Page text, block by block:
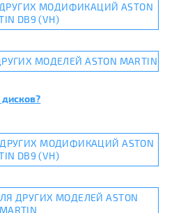
МОДИФИКАЦИЙ ASTON
DB9 (VH)
МОДЕЛЕЙ ASTON MARTIN
МОДИФИКАЦИЙ ASTON
DB9 (VH)
ДРУГИХ МОДЕЛЕЙ ASTON
MARTIN